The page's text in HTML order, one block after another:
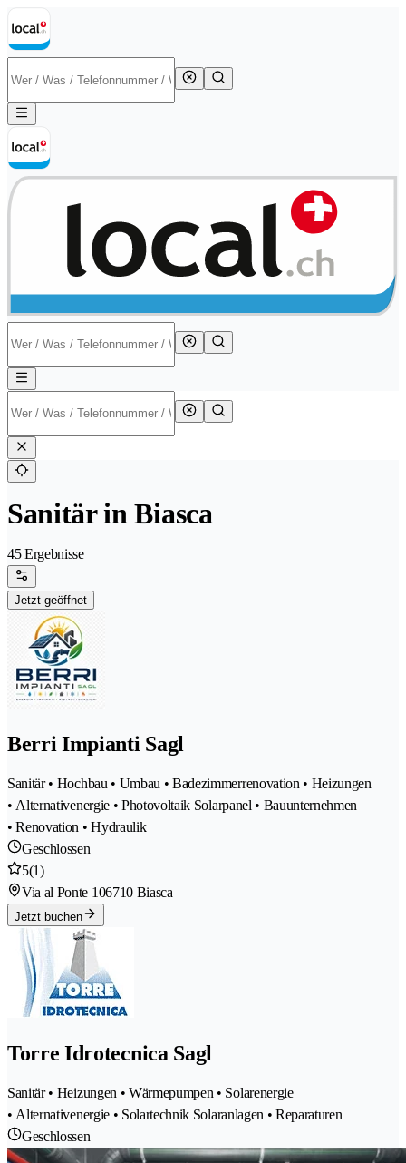
Sanitär in Biasca
45 Ergebnisse
Jetzt geöffnet
Berri Impianti Sagl
Sanitär • Hochbau • Umbau • Badezimmerrenovation • Heizungen
• Alternativenergie • Photovoltaik Solarpanel • Bauunternehmen
• Renovation • Hydraulik
Geschlossen
5(1)
Via al Ponte 106710 Biasca
Jetzt buchen
Torre Idrotecnica Sagl
Sanitär • Heizungen • Wärmepumpen • Solarenergie
• Alternativenergie • Solartechnik Solaranlagen • Reparaturen
Geschlossen